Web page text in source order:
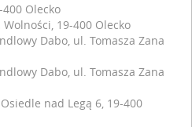
400 Olecko
19-400 Olecko
Dabo, ul. Tomasza Zana
Dabo, ul. Tomasza Zana
nad Legą 6, 19-400